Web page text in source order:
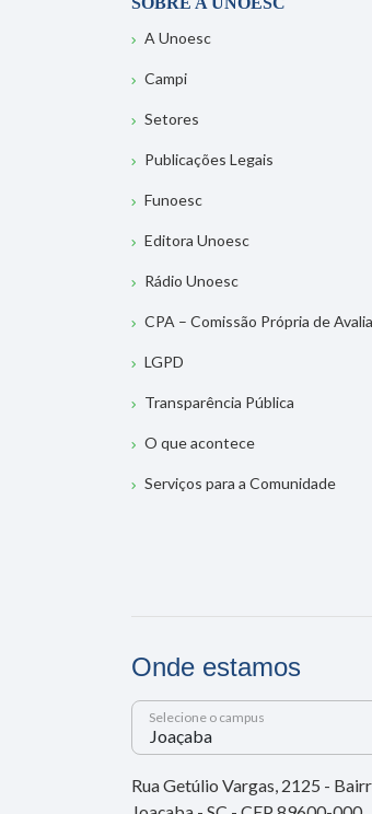
A Unoesc
Campi
Setores
Publicações Legais
Funoesc
Editora Unoesc
Rádio Unoesc
CPA – Comissão Própria de
LGPD
Transparência Pública
O que acontece
Serviços para a Comunidade
Onde estamos
Selecione o campus
Rua Getúlio Vargas, 2125 -